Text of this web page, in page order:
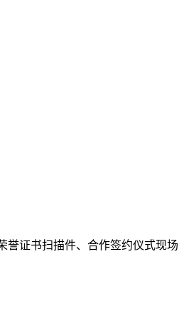
誉证书扫描件、合作签约仪式现场